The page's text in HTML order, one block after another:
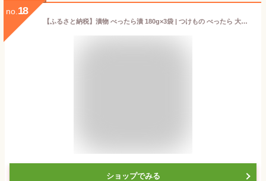
no. 18
【ふるさと納税】漬物 べったら漬 180g×3袋 | つけもの べったら 大根 べったら漬け たくあん 沢庵 大根 国産 東京 こうじ 糀 麹 江戸 べったら市 5000円 甘み 人気 ギフト 父の日 母の日 敬老の日 百貨店 アミノ酸等不使用 土産 白米 ご飯 鈴木食品 埼玉県 北本市
ショップでみる